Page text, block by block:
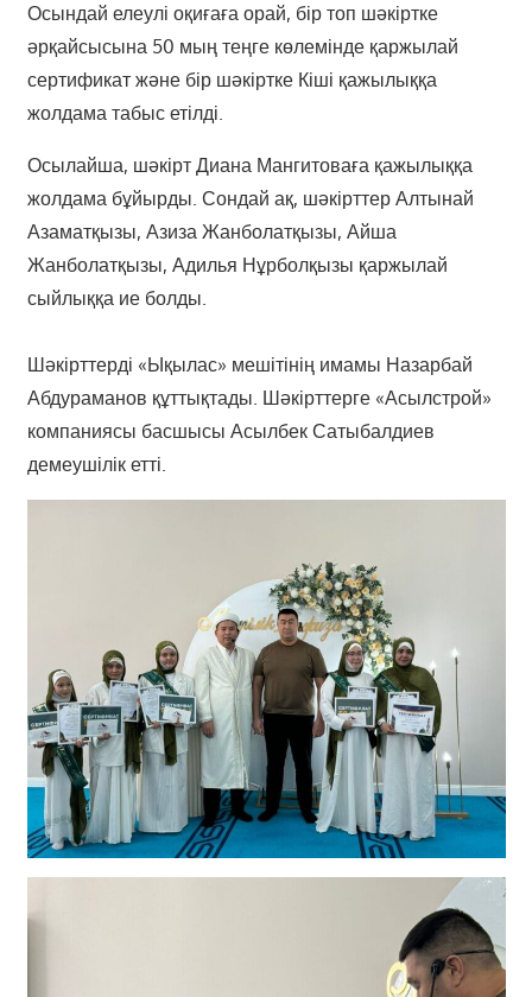
Осындай елеулі оқиғаға орай, бір топ шәкіртке
әрқайсысына 50 мың теңге көлемінде қаржылай
сертификат және бір шәкіртке Кіші қажылыққа
жолдама табыс етілді.
Осылайша, шәкірт Диана Мангитоваға қажылыққа
жолдама бұйырды. Сондай ақ, шәкірттер Алтынай
Азаматқызы, Азиза Жанболатқызы, Айша
Жанболатқызы, Адилья Нұрболқызы қаржылай
сыйлыққа ие болды.
Шәкірттерді «Ықылас» мешітінің имамы Назарбай
Абдураманов құттықтады. Шәкірттерге «Асылстрой»
компаниясы басшысы Асылбек Сатыбалдиев
демеушілік етті.